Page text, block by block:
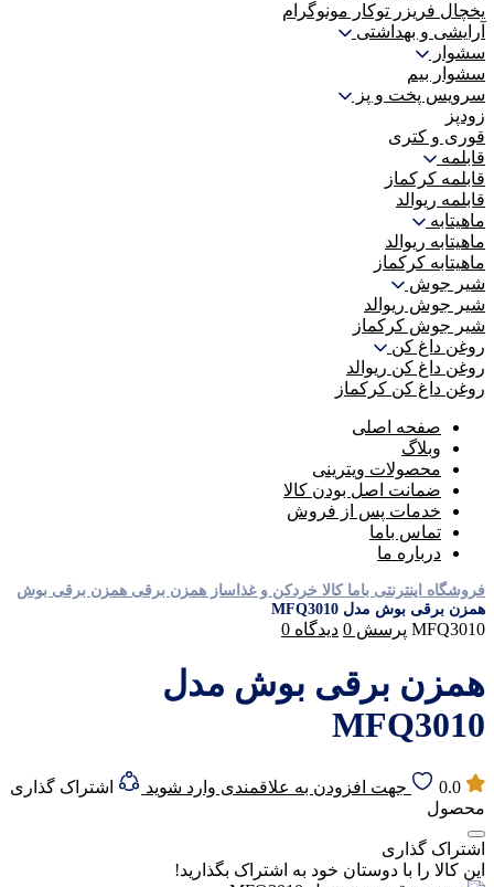
یخچال فریزر توکار مونوگرام
آرایشی و بهداشتی
سشوار
سشوار بیم
سرویس پخت و پز
زودپز
قوری و کتری
قابلمه
قابلمه کرکماز
قابلمه ریوالد
ماهیتابه
ماهیتابه ریوالد
ماهیتابه کرکماز
شیر جوش
شیر جوش ریوالد
شیر جوش کرکماز
روغن داغ کن
روغن داغ کن ریوالد
روغن داغ کن کرکماز
صفحه اصلی
وبلاگ
محصولات ویترینی
ضمانت اصل بودن کالا
خدمات پس از فروش
تماس باما
درباره ما
فروشگاه اینترنتی باما کالا خردکن و غذاساز همزن برقی همزن برقی بوش
همزن برقی بوش مدل MFQ3010
MFQ3010 پرسش 0 دیدگاه 0
همزن برقی بوش مدل
MFQ3010
0.0 جهت افزودن به علاقمندی وارد شوید
اشتراک گذاری
محصول
اشتراک گذاری
این کالا را با دوستان خود به اشتراک بگذارید!